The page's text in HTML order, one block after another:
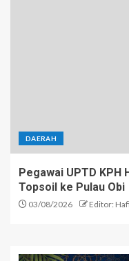
DAERAH
Pegawai UPTD
Topsoil ke Pulau Obi
03/08/2026 Editor: